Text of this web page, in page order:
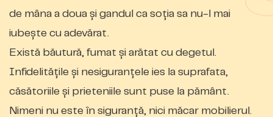
de mâna a doua și gandul ca soția sa nu-l mai
iubește cu adevărat.
Există băutură, fumat și arătat cu degetul.
Infidelitățile și nesiguranțele ies la suprafata,
căsătoriile și prieteniile sunt puse la pământ.
Nimeni nu este în siguranță, nici măcar mobilierul.